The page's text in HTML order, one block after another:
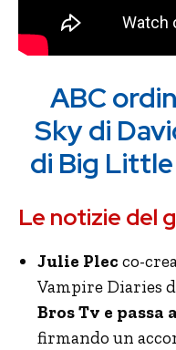
ABC
Sky di
di Big
Le notizie del
Julie Plec co-
Vampire Diaries
Bros Tv e
firmando un